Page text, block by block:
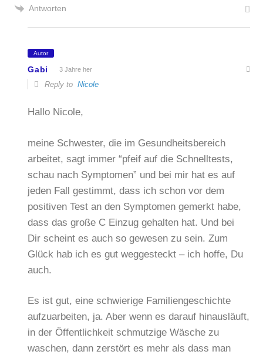
Antworten
Autor
Gabi 3 Jahre her
Reply toNicole
Hallo Nicole,
meine Schwester, die im Gesundheitsbereich
arbeitet, sagt immer “pfeif auf die Schnelltests,
schau nach Symptomen” und bei mir hat es auf
jeden Fall gestimmt, dass ich schon vor dem
positiven Test an den Symptomen gemerkt habe,
dass das große C Einzug gehalten hat. Und bei
Dir scheint es auch so gewesen zu sein. Zum
Glück hab ich es gut weggesteckt – ich hoffe, Du
auch.
Es ist gut, eine schwierige Familiengeschichte
aufzuarbeiten, ja. Aber wenn es darauf hinausläuft,
in der Öffentlichkeit schmutzige Wäsche zu
waschen, dann zerstört es mehr als dass man